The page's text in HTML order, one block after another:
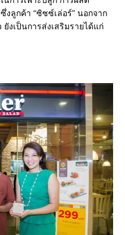
ลูกค้า “ซิซซ์เล่อร์” นอกจาก
งเป็นการส่งเสริมรายได้แก่